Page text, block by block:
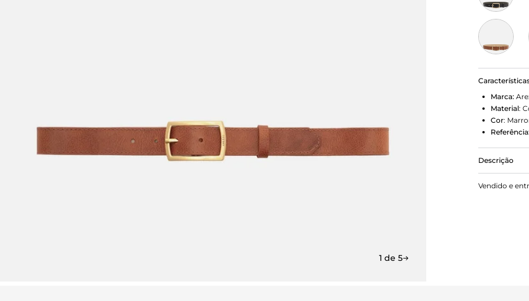
1 de 5
Marca:
Material:
Cor:
Referência:
Descrição
Cinto
vem em tira
Vendido e